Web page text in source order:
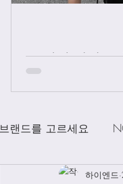
급 차이 알려드
브랜드를 고르세요
CHANEL 하이엔드